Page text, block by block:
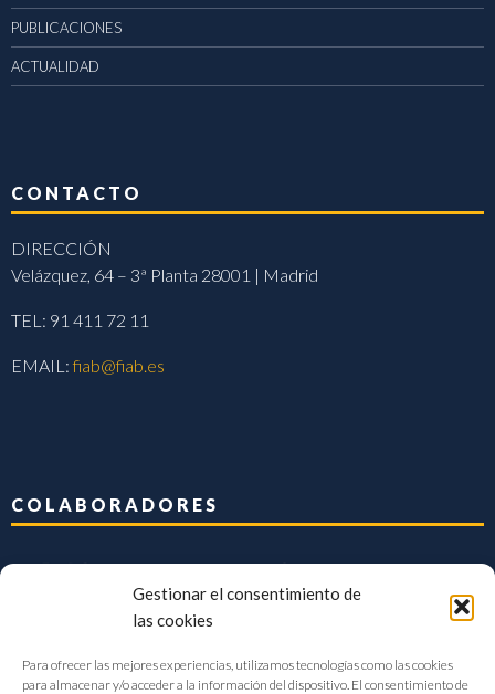
Gestionar el consentimiento de
las cookies
Para ofrecer las mejores experiencias, utilizamos tecnologías como las cookies
para almacenar y/o acceder a la información del dispositivo. El consentimiento de
PUBLICACIONES
ACTUALIDAD
CONTACTO
DIRECCIÓN
Velázquez, 64 – 3ª Planta 28001 | Madrid
TEL: 91 411 72 11
EMAIL:fiab@fiab.es
COLABORADORES